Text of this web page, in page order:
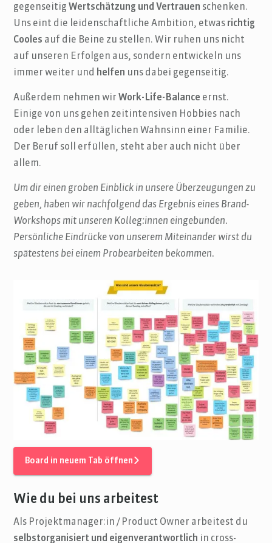
gegenseitigWertschätzung und Vertrauen schenken.
Uns eint die leidenschaftliche Ambition, etwas richtig
Cooles auf die Beine zu stellen. Wir ruhen uns nicht
auf unseren Erfolgen aus, sondern entwickeln uns
immer weiter und helfen uns dabei gegenseitig.
Außerdem nehmen wirWork-Life-Balance ernst.
Einige von uns gehen zeitintensiven Hobbies nach
oder leben den alltäglichen Wahnsinn einer Familie.
Der Beruf soll erfüllen, steht aber auch nicht über
allem.
Um dir einen groben Einblick in unsere Überzeugungen zu
geben, haben wir nachfolgend das Ergebnis eines Brand-
Workshops mit unseren Kolleg:innen eingebunden.
Persönliche Eindrücke von unserem Miteinander wirst du
spätestens bei einem Probearbeiten bekommen.
Board in neuem Tab öffnen
Wie du bei uns arbeitest
Als Projektmanager:in / Product Owner arbeitest du
selbstorganisiert und eigenverantwortlich in cross-